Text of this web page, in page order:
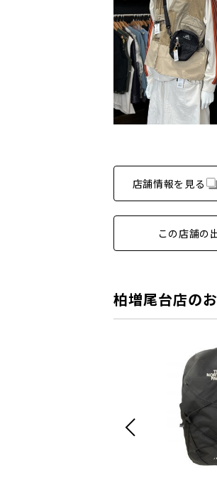
店舗情報を見る
この店舗の
柏増尾台店の